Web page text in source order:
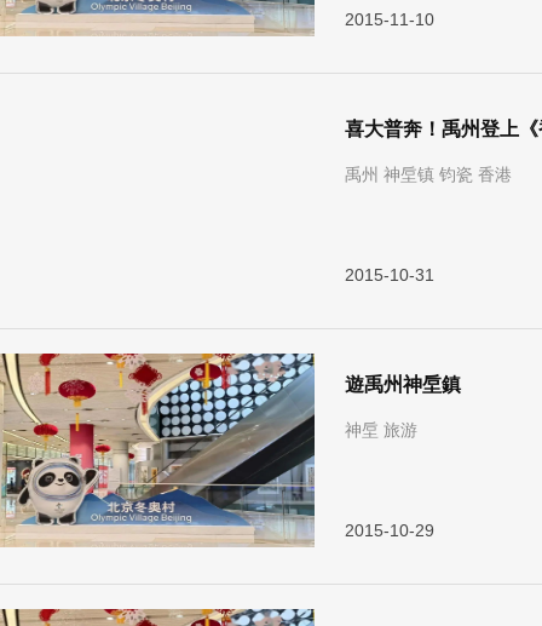
2015-11-10
喜大普奔！禹州登上
禹州 神垕镇 钧瓷 香港
2015-10-31
遊禹州神垕鎮
神垕 旅游
2015-10-29